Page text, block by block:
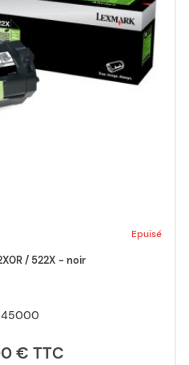
Epuisé
/ 522X - noir
45000
€